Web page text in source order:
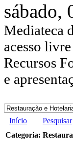
sábado,
Mediateca
acesso
Recursos
e
Início Pesquisar
Categoria: